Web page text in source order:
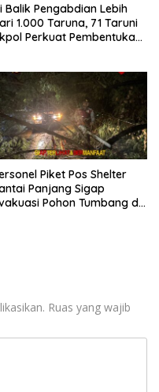
Balik Pengabdian Lebih
1.000 Taruna, 71 Taruni
Perkuat Pembentukan
Piket Pos Shelter
Panjang Sigap
Pohon Tumbang di
Ruas yang wajib